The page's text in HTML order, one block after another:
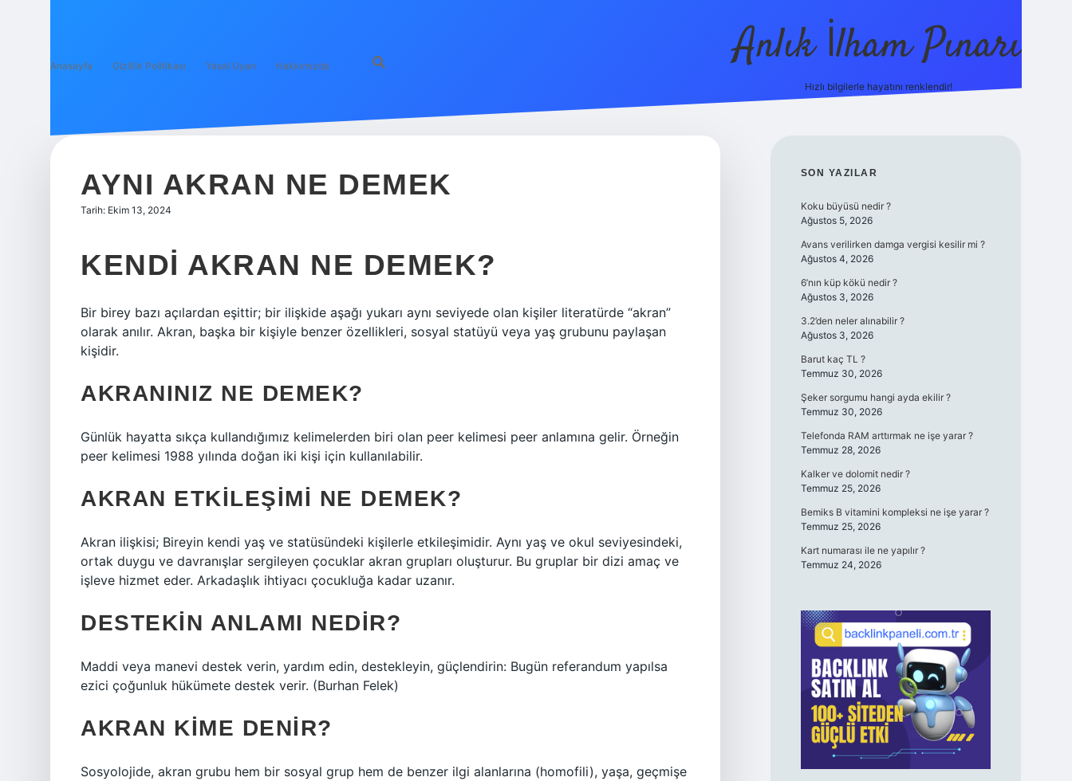
Anasayfa Gizlilik Politikası Yasal Uyarı Hakkımızda Anlık İlham Pınarı
Hızlı bilgilerle hayatını renklendir!
AYNI AKRAN NE DEMEK
Tarih: Ekim 13, 2024
KENDI AKRAN NE DEMEK?
Bir birey bazı açılardan eşittir; bir ilişkide aşağı yukarı aynı seviyede olan kişiler literatürde “akran”
olarak anılır. Akran, başka bir kişiyle benzer özellikleri, sosyal statüyü veya yaş grubunu paylaşan
kişidir.
AKRANINIZ NE DEMEK?
Günlük hayatta sıkça kullandığımız kelimelerden biri olan peer kelimesi peer anlamına gelir. Örneğin
peer kelimesi 1988 yılında doğan iki kişi için kullanılabilir.
AKRAN ETKILEŞIMI NE DEMEK?
Akran ilişkisi; Bireyin kendi yaş ve statüsündeki kişilerle etkileşimidir. Aynı yaş ve okul seviyesindeki,
ortak duygu ve davranışlar sergileyen çocuklar akran grupları oluşturur. Bu gruplar bir dizi amaç ve
işleve hizmet eder. Arkadaşlık ihtiyacı çocukluğa kadar uzanır.
DESTEKIN ANLAMI NEDIR?
Maddi veya manevi destek verin, yardım edin, destekleyin, güçlendirin: Bugün referandum yapılsa
ezici çoğunluk hükümete destek verir. (Burhan Felek)
AKRAN KIME DENIR?
Sosyolojide, akran grubu hem bir sosyal grup hem de benzer ilgi alanlarına (homofili), yaşa, geçmişe
SIDEBAR
SON YAZILAR
Koku büyüsü nedir ?
Ağustos 5, 2026
Avans verilirken damga vergisi kesilir mi ?
Ağustos 4, 2026
6’nın küp kökü nedir ?
Ağustos 3, 2026
3.2’den neler alınabilir ?
Ağustos 3, 2026
Barut kaç TL ?
Temmuz 30, 2026
Şeker sorgumu hangi ayda ekilir ?
Temmuz 30, 2026
Telefonda RAM arttırmak ne işe yarar ?
Temmuz 28, 2026
Kalker ve dolomit nedir ?
Temmuz 25, 2026
Bemiks B vitamini kompleksi ne işe yarar ?
Temmuz 25, 2026
Kart numarası ile ne yapılır ?
Temmuz 24, 2026